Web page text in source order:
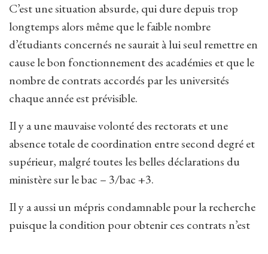
C’est une situation absurde, qui dure depuis trop
longtemps alors même que le faible nombre
d’étudiants concernés ne saurait à lui seul remettre en
cause le bon fonctionnement des académies et que le
nombre de contrats accordés par les universités
chaque année est prévisible.
Il y a une mauvaise volonté des rectorats et une
absence totale de coordination entre second degré et
supérieur, malgré toutes les belles déclarations du
ministère sur le bac – 3/bac +3.
Il y a aussi un mépris condamnable pour la recherche
puisque la condition pour obtenir ces contrats n’est